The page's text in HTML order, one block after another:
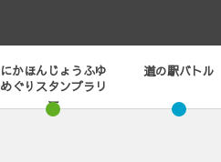
にかほんじょうふゆ
めぐりスタンプラリ
ー
道の駅バトル